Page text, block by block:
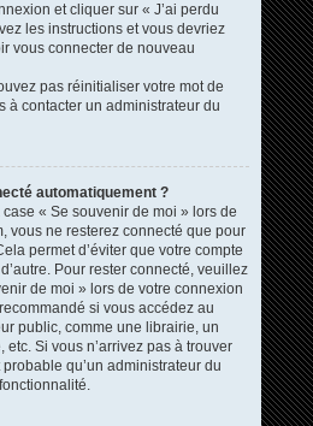
et cliquer sur « J’ai perdu
les instructions et vous devriez
vous connecter de nouveau
pas réinitialiser votre mot de
à contacter un administrateur du
automatiquement ?
« Se souvenir de moi » lors de
vous ne resterez connecté que pour
permet d’éviter que votre compte
Pour rester connecté, veuillez
de moi » lors de votre connexion
si vous accédez au
public, comme une librairie, un
Si vous n’arrivez pas à trouver
qu’un administrateur du